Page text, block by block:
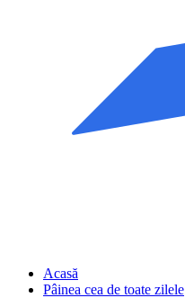
Acasă
Pâinea cea de toate zilele